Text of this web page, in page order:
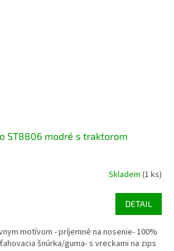
ST8806 modré s traktorom
Skladem (1 ks)
DETAIL
motívom - príjemné na nosenie- 100%
šnúrka/guma- s vreckami na zips